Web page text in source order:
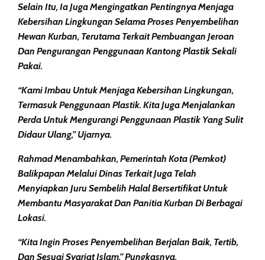
Selain Itu, Ia Juga Mengingatkan Pentingnya Menjaga
Kebersihan Lingkungan Selama Proses Penyembelihan
Hewan Kurban, Terutama Terkait Pembuangan Jeroan
Dan Pengurangan Penggunaan Kantong Plastik Sekali
Pakai.
“Kami Imbau Untuk Menjaga Kebersihan Lingkungan,
Termasuk Penggunaan Plastik. Kita Juga Menjalankan
Perda Untuk Mengurangi Penggunaan Plastik Yang Sulit
Didaur Ulang,” Ujarnya.
Rahmad Menambahkan, Pemerintah Kota (Pemkot)
Balikpapan Melalui Dinas Terkait Juga Telah
Menyiapkan Juru Sembelih Halal Bersertifikat Untuk
Membantu Masyarakat Dan Panitia Kurban Di Berbagai
Lokasi.
“Kita Ingin Proses Penyembelihan Berjalan Baik, Tertib,
Dan Sesuai Syariat Islam,” Pungkasnya.